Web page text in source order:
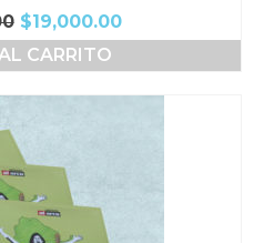
El
precio
original
$19,000.00El
precio
CARRITO